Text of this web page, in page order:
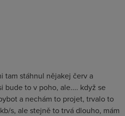
tam stáhnul nějakej červ a
bude to v poho, ale.... když se
a nechám to projet, trvalo to
s, ale stejně to trvá dlouho, mám